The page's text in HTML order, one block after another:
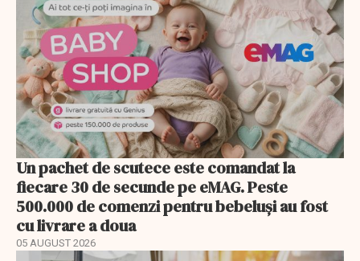
Un pachet de scutece este comandat la
fiecare 30 de secunde pe eMAG. Peste
500.000 de comenzi pentru bebeluși au fost
cu livrare a doua
05 AUGUST 2026